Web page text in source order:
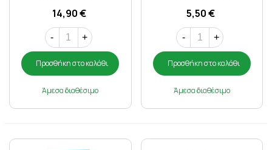
14,90 €
- +
Προσθήκη στο καλάθι
Άμεσα διαθέσιμο
5,50 €
- +
Προσθήκη στο καλάθι
Άμεσα διαθέσιμο